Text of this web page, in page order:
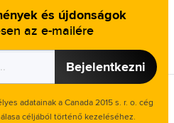
és újdonságok
az e-mailére
Bejelentkezni
adatainak a Canada 2015 s. r. o. cég
céljából történő kezeléséhez.